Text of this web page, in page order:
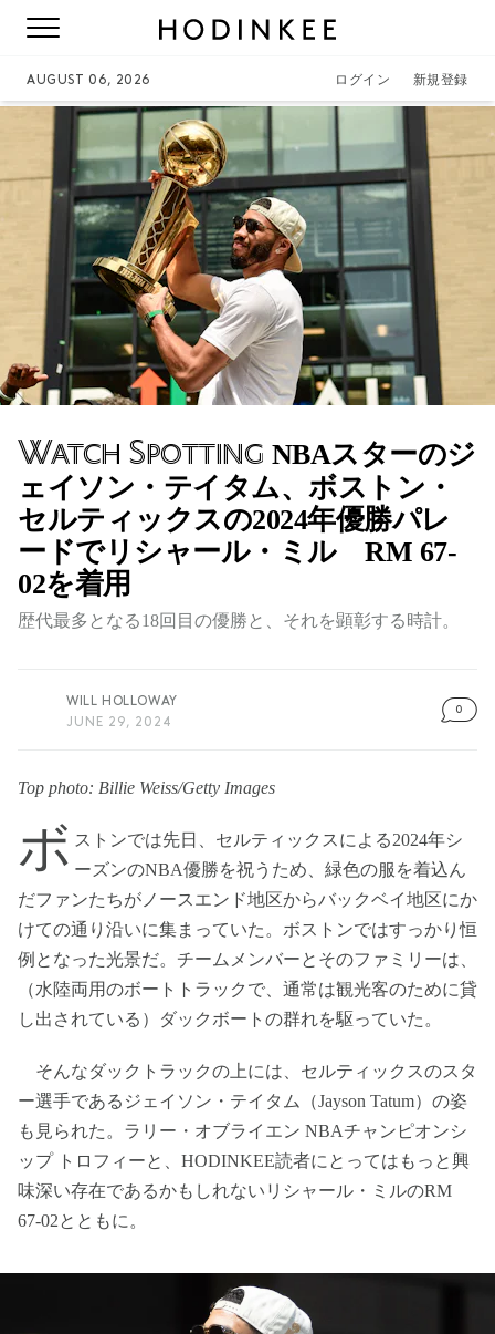
AUGUST 06, 2026 ログイン 新規登録
Watch Spotting NBAスターのジ
ェイソン・テイタム、ボストン・
セルティックスの2024年優勝パレ
ードでリシャール・ミル RM 67-
02を着用
歴代最多となる18回目の優勝と、それを顕彰する時計。
WILL HOLLOWAY
JUNE 29, 2024
0
Top photo: Billie Weiss/Getty Images
ボ ストンでは先日、セルティックスによる2024年シ
ーズンのNBA優勝を祝うため、緑色の服を着込ん
だファンたちがノースエンド地区からバックベイ地区にか
けての通り沿いに集まっていた。ボストンではすっかり恒
例となった光景だ。チームメンバーとそのファミリーは、
（水陸両用のボートトラックで、通常は観光客のために貸
し出されている）ダックボートの群れを駆っていた。
そんなダックトラックの上には、セルティックスのスタ
ー選手であるジェイソン・テイタム（Jayson Tatum）の姿
も見られた。ラリー・オブライエン NBAチャンピオンシ
ップ トロフィーと、HODINKEE読者にとってはもっと興
味深い存在であるかもしれないリシャール・ミルのRM
67-02とともに。